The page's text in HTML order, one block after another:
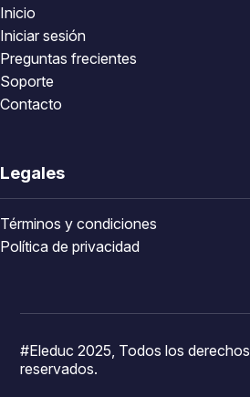
Inicio
Iniciar sesión
Preguntas frecientes
Soporte
Contacto
Legales
Términos y condiciones
Política de privacidad
#Eleduc 2025, Todos los derechos
reservados.